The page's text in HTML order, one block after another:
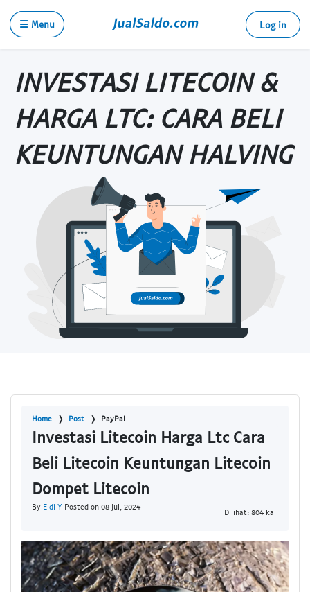
☰ Menu Log in
INVESTASI LITECOIN &
HARGA LTC: CARA BELI
KEUNTUNGAN HALVING
Home Post PayPal
Investasi Litecoin Harga Ltc Cara
Beli Litecoin Keuntungan Litecoin
Dompet Litecoin
By Eldi Y Posted on 08 Jul, 2024
Dilihat: 804 kali